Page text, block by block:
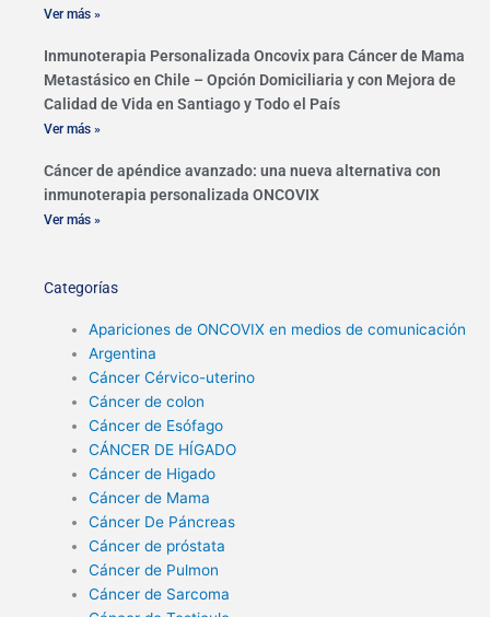
Ver más »
Inmunoterapia Personalizada Oncovix para Cáncer de Mama
Metastásico en Chile – Opción Domiciliaria y con Mejora de
Calidad de Vida en Santiago y Todo el País
Ver más »
Cáncer de apéndice avanzado: una nueva alternativa con
inmunoterapia personalizada ONCOVIX
Ver más »
Categorías
Apariciones de ONCOVIX en medios de comunicación
Argentina
Cáncer Cérvico-uterino
Cáncer de colon
Cáncer de Esófago
CÁNCER DE HÍGADO
Cáncer de Higado
Cáncer de Mama
Cáncer De Páncreas
Cáncer de próstata
Cáncer de Pulmon
Cáncer de Sarcoma